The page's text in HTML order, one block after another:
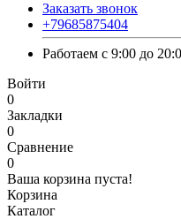
Заказать звонок
+79685875404
Работаем с 9:00 до
Войти
0
Закладки
0
Сравнение
0
Ваша корзина пуста!
Корзина
Каталог